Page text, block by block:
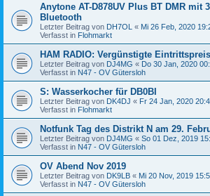
Anytone AT-D878UV Plus BT DMR mit
Bluetooth
Letzter Beitrag von DH7OL « Mi 26 Feb, 2020
Verfasst in Flohmarkt
HAM RADIO: Vergünstigte
Letzter Beitrag von DJ4MG « Do 30 Jan, 2020
Verfasst in N47 - OV Gütersloh
S: Wasserkocher für DB0BI
Letzter Beitrag von DK4DJ « Fr 24 Jan, 2020
Verfasst in Flohmarkt
Notfunk Tag des Distrikt N am 29.
Letzter Beitrag von DJ4MG « So 01 Dez, 2019
Verfasst in N47 - OV Gütersloh
OV Abend Nov 2019
Letzter Beitrag von DK9LB « Mi 20 Nov, 2019
Verfasst in N47 - OV Gütersloh